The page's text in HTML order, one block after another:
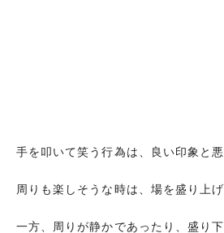
手を叩いて笑う行為は、良い印象と
周りも楽しそうな時は、場を盛り上
一方、周りが静かであったり、盛り